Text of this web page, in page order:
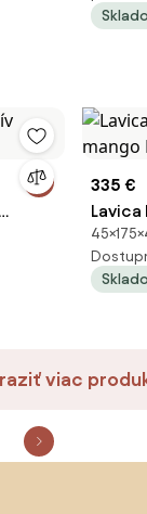
335 €
Lavica
viac